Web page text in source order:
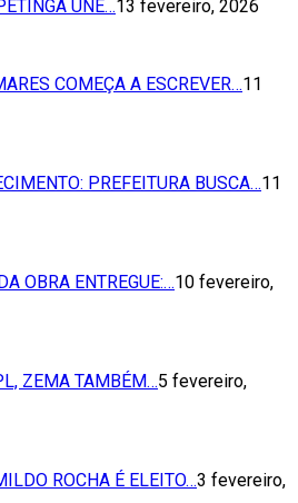
UNE…13 fevereiro, 2026
COMEÇA A ESCREVER…11
PREFEITURA BUSCA…11
OBRA ENTREGUE:…10 fevereiro,
ZEMA TAMBÉM…5 fevereiro,
ROCHA É ELEITO…3 fevereiro,